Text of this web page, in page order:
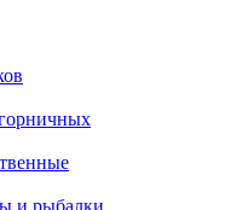
и рыбалки